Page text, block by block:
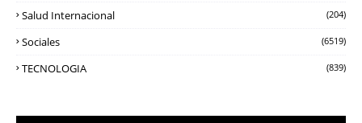
Salud Internacional (204)
Sociales (6519)
TECNOLOGIA (839)